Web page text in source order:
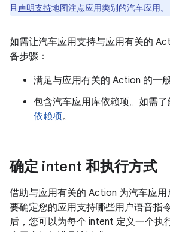
且声明支持地图注点应用类别的汽车应用。
如需让汽车应用支持与应用有关的
备步骤：
满足与应用有关的 Action 的一
包含汽车应用库依赖项。如需
依赖项。
确定 intent 和执行方式
借助与应用有关的 Action 为汽车应
要确定您的应用支持哪些用户语音指
后，您可以为每个 intent 定义一个执